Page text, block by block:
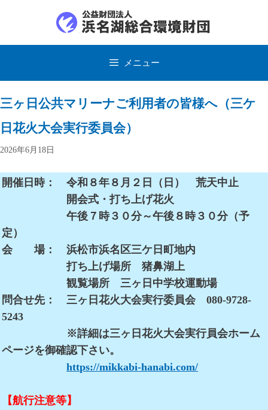
ッ
メニュー
三ヶ日公共マリーナご利用者の皆様へ（三ケ
日花火大会実行委員会）
2026年6月18日
開催日時： 令和８年８月２日（日） 荒天中止
開会式・打ち上げ花火
午後７時３０分～午後８時３０分（予
定）
会 場： 浜松市浜名区三ケ日町地内
打ち上げ場所 猪鼻湖上
観覧場所 三ヶ日中学校運動場
問合せ先： 三ヶ日花火大会実行委員会 080-9728-
5243
※詳細は三ヶ日花火大会実行員会ホーム
ページを御確認下さい。
https://mikkabi-hanabi.com/
【航行注意等】